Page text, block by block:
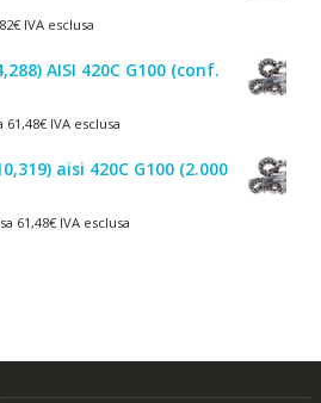
€IVA esclusa
AISI 420C G100 (conf.
61,48€IVA esclusa
aisi 420C G100 (2.000
61,48€IVA esclusa